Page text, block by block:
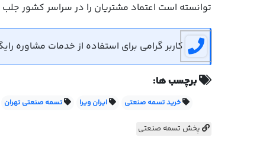
توانسته است اعتماد مشتریان را در سراسر کشور
کاربر گرامی برای استفاده از خدمات مشاوره رایگان می توانید هم
برچسب ها:
خرید تسمه صنعتی ایران ویرا تسمه صنعتی تهران
پخش تسمه صنعتی